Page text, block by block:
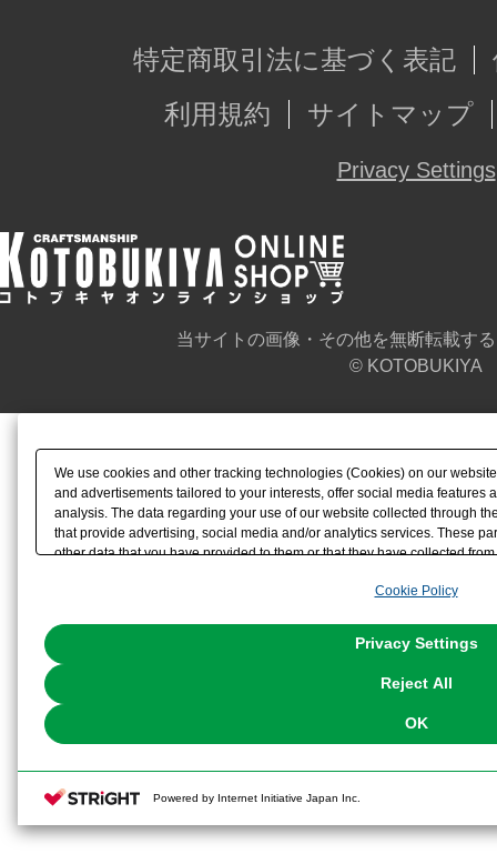
特定商取引法に基づく表記
利用規約
サイトマップ
Privacy Settings
当サイトの画像・その他を無断転載す
© KOTOBUKIYA
We use cookies and other tracking technologies (Cookies) on our
and advertisements tailored to your interests, offer social media features
analysis. The data regarding your use of our website collected through
that provide advertising, social media and/or analytics services. These
other data that you have provided to them or that they have collected
the use of all Cookies except for Strictly Necessary Cookies, please
Cookie Policy
Privacy Settings
Reject All
OK
Powered by Internet Initiative Japan Inc.